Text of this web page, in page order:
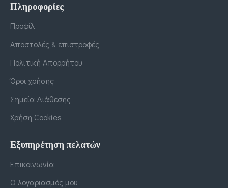
Πληροφορίες
Προφίλ
Αποστολές & επιστροφές
Πολιτική Απορρήτου
Όροι χρήσης
Σημεία Διάθεσης
Χρήση Cookies
Εξυπηρέτηση πελατών
Επικοινωνία
Ο λογαριασμός μου